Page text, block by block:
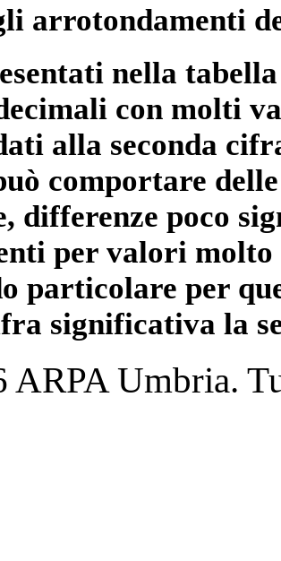
arrotondamenti
nella
con molti
alla seconda
comportare
differenze poco
per valori
particolare per
significativa la
ARPA Umbria.